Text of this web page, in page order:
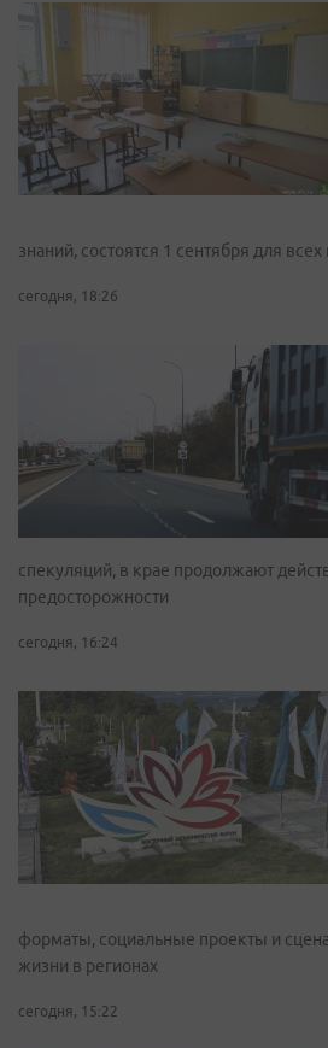
знаний, состоятся 1 сентября для
сегодня, 18:26
спекуляций, в крае продолжают
предосторожности
сегодня, 16:24
форматы, социальные проекты и
жизни в регионах
сегодня, 15:22